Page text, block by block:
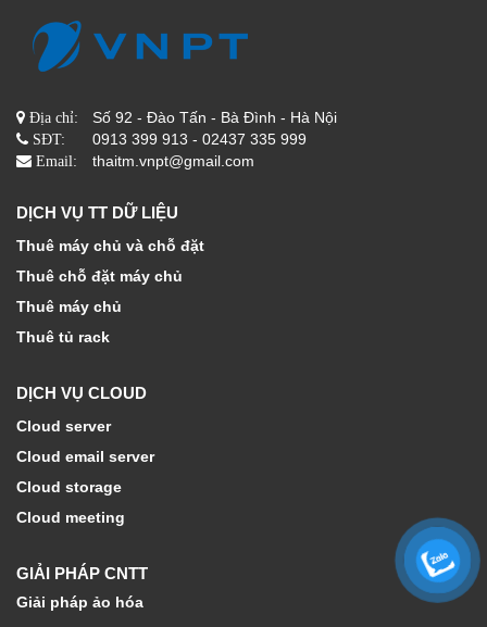
Địa chỉ: Số 92 - Đào Tấn - Bà Đình - Hà Nội
SĐT: 0913 399 913 - 02437 335 999
Email: thaitm.vnpt@gmail.com
DỊCH VỤ TT DỮ LIỆU
Thuê máy chủ và chỗ đặt
Thuê chỗ đặt máy chủ
Thuê máy chủ
Thuê tủ rack
DỊCH VỤ CLOUD
Cloud server
Cloud email server
Cloud storage
Cloud meeting
GIẢI PHÁP CNTT
Giải pháp ảo hóa